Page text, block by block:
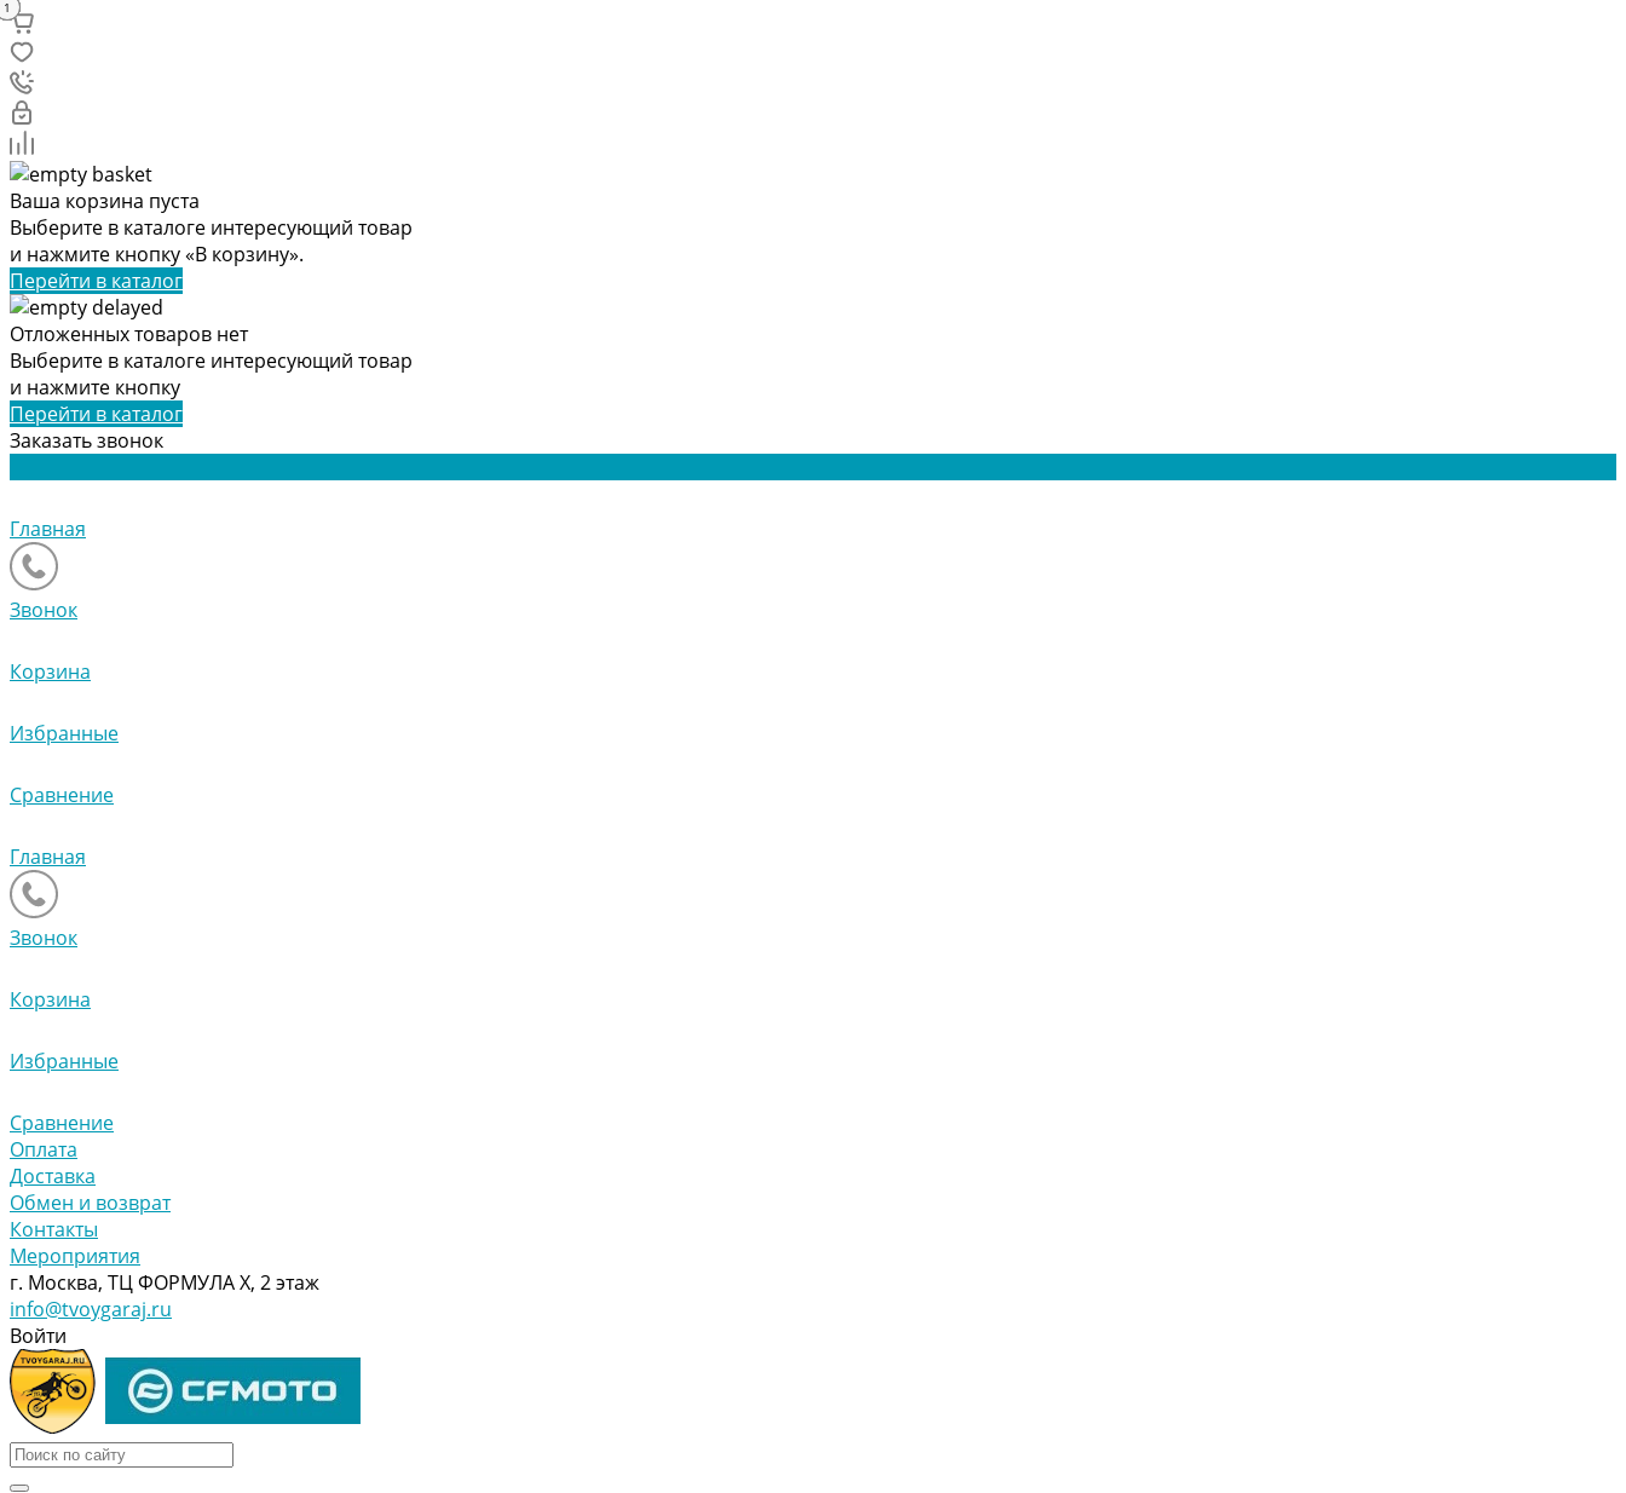
Ваша корзина пуста
Выберите в каталоге интересующий товар
и нажмите кнопку «В корзину».
Перейти в каталог
Отложенных товаров нет
Выберите в каталоге интересующий товар
и нажмите кнопку
Перейти в каталог
Заказать звонок
Главная
Звонок
Корзина
Избранные
Сравнение
Главная
Звонок
Корзина
Избранные
Сравнение
Оплата
Доставка
Обмен и возврат
Контакты
Мероприятия
г. Москва, ТЦ ФОРМУЛА Х, 2 этаж
info@tvoygaraj.ru
Войти
32451